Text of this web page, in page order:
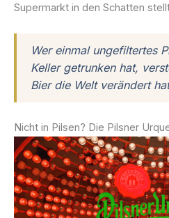
Supermarkt in den Schatten
Wer einmal ungefiltertes
Keller getrunken hat,
Bier die Welt verändert
Nicht in Pilsen? Die Pilsner